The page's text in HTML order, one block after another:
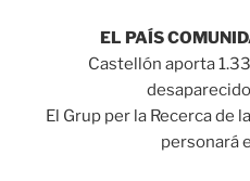
EL PAÍS
Castellón aporta
El Grup per la Recerca de
personará